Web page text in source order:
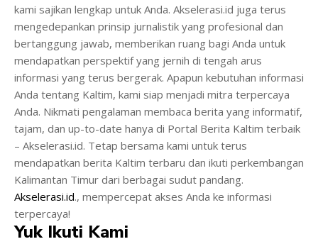
kami sajikan lengkap untuk Anda. Akselerasi.id juga terus
mengedepankan prinsip jurnalistik yang profesional dan
bertanggung jawab, memberikan ruang bagi Anda untuk
mendapatkan perspektif yang jernih di tengah arus
informasi yang terus bergerak. Apapun kebutuhan informasi
Anda tentang Kaltim, kami siap menjadi mitra terpercaya
Anda. Nikmati pengalaman membaca berita yang informatif,
tajam, dan up-to-date hanya di Portal Berita Kaltim terbaik
– Akselerasi.id. Tetap bersama kami untuk terus
mendapatkan berita Kaltim terbaru dan ikuti perkembangan
Kalimantan Timur dari berbagai sudut pandang.
Akselerasi.id., mempercepat akses Anda ke informasi
terpercaya!
Yuk Ikuti Kami